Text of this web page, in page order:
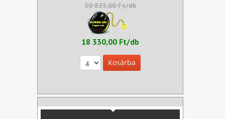
30 823,00 Ft/db
18 330,00 Ft/db